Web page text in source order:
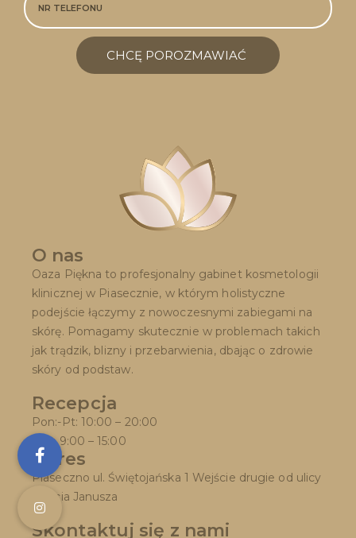
CHCĘ POROZMAWIAĆ
O nas
Oaza Piękna to profesjonalny gabinet kosmetologii
klinicznej w Piasecznie, w którym holistyczne
podejście łączymy z nowoczesnymi zabiegami na
skórę. Pomagamy skutecznie w problemach takich
jak trądzik, blizny i przebarwienia, dbając o zdrowie
skóry od podstaw.
Recepcja
Pon:-Pt: 10:00 – 20:00
Sob: 9:00 – 15:00
Adres
Piaseczno ul. Świętojańska 1 Wejście drugie od ulicy
Księcia Janusza
Skontaktuj się z nami